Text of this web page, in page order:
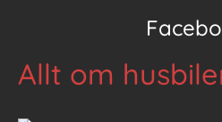
Allt om